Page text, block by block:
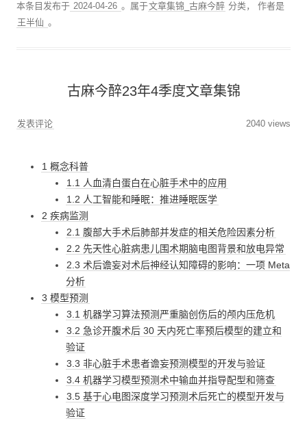
本条目发布于 2024-04-26 。属于文章集锦_古麻今醉 分类，作者是
王半仙 。
古麻今醉23年4季度文章集锦
发表评论 2040 views
1 概念科普
1.1 人血清白蛋白在心脏手术中的应用
1.2 人工智能和睡眠：推进睡眠医学
2 疾病监测
2.1 腹部大手术后肺部并发症的相关危险因素分析
2.2 先天性心脏病患儿围术期脑电图背景和放电异常
2.3 术后谵妄对术后神经认知障碍的影响：一项 Meta
分析
3 模型预测
3.1 机器学习算法预测严重脑创伤后的颅内压危机
3.2 急诊开腹术后 30 天内死亡率预后模型的建立和
验证
3.3 非心脏手术患者谵妄预测模型的开发与验证
3.4 机器学习模型预测术中输血并指导配型和筛查
3.5 基于心电图深度学习预测术后死亡的模型开发与
验证